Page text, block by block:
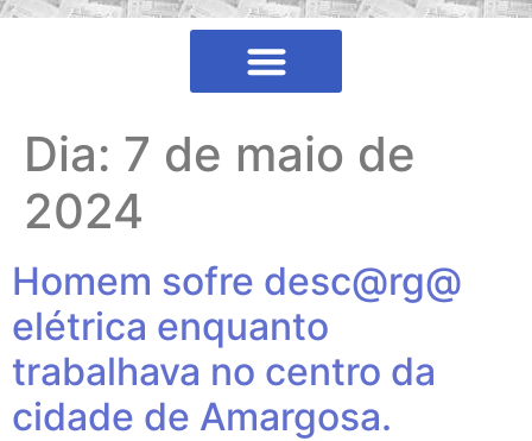
Dia: 7 de maio de
2024
Homem sofre desc@rg@
elétrica enquanto
trabalhava no centro da
cidade de Amargosa.